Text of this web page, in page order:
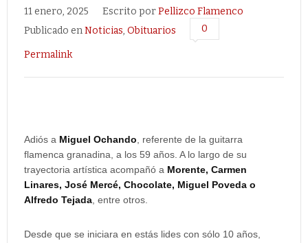
11 enero, 2025 Escrito porPellizco Flamenco
Publicado enNoticias, Obituarios 0
Permalink
Adiós a Miguel Ochando , referente de la guitarra
flamenca granadina, a los 59 años. A lo largo de su
trayectoria artística acompañó a Morente, Carmen
Linares, José Mercé, Chocolate, Miguel Poveda o
Alfredo Tejada , entre otros.
Desde que se iniciara en estás lides con sólo 10 años,